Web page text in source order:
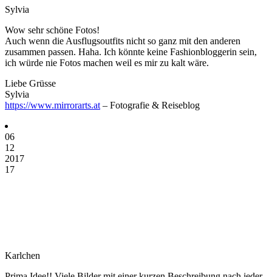
Sylvia
Wow sehr schöne Fotos!
Auch wenn die Ausflugsoutfits nicht so ganz mit den anderen
zusammen passen. Haha. Ich könnte keine Fashionbloggerin sein,
ich würde nie Fotos machen weil es mir zu kalt wäre.
Liebe Grüsse
Sylvia
https://www.mirrorarts.at – Fotografie & Reiseblog
06
12
2017
17
Karlchen